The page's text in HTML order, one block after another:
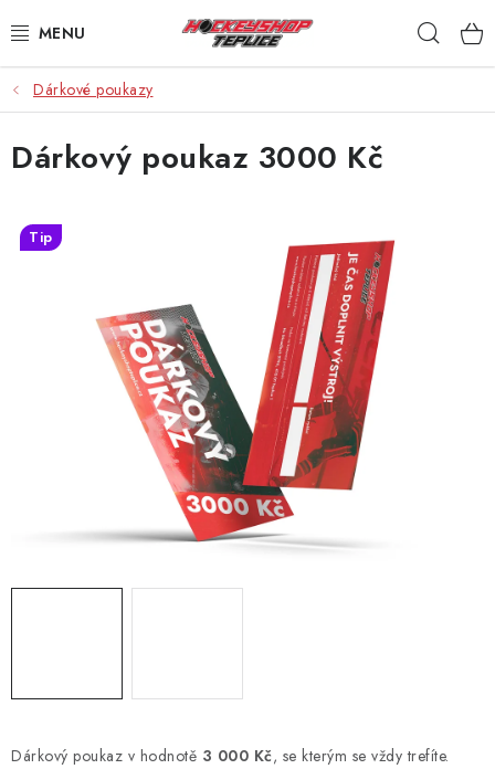
na
VÝPRODEJ
BRUSLE
RUKAVICE
Dárkové poukazy
Dárkový poukaz v hodnotě 3 000 Kč, se kterým se vždy trefíte.
Dárkový poukaz 3000 Kč
Tip